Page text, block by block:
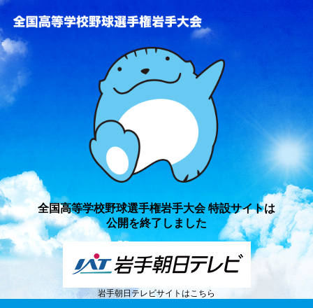
全国高等学校野球選手権岩手大会 特設サイトは
公開を終了しました
岩手朝日テレビサイトはこちら